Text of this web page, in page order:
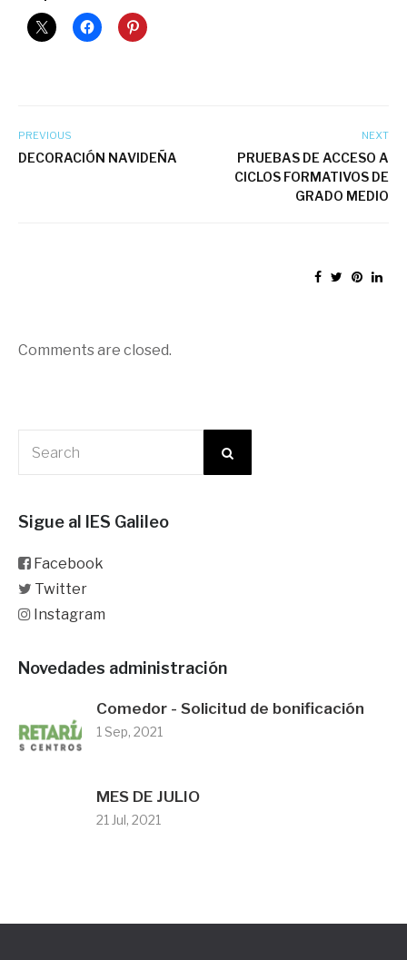
PREVIOUS
DECORACIÓN NAVIDEÑA
NEXT
PRUEBAS DE ACCESO A
CICLOS FORMATIVOS DE
GRADO MEDIO
Comments are closed.
Sigue al IES Galileo
Facebook
Twitter
Instagram
Novedades administración
Comedor - Solicitud de bonificación
1 Sep, 2021
MES DE JULIO
21 Jul, 2021